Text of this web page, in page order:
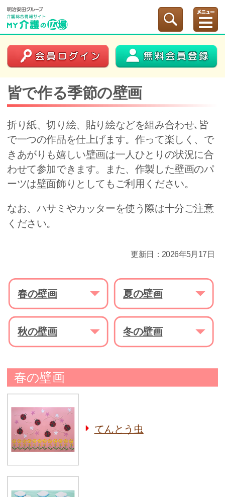
皆で作る季節の壁画
折り紙、切り絵、貼り絵などを組み合わせ､皆
で一つの作品を仕上げます。作って楽しく、で
きあがりも嬉しい壁画は一人ひとりの状況に合
わせて参加できます。また、作製した壁画のパ
ーツは壁面飾りとしてもご利用ください。
なお、ハサミやカッターを使う際は十分ご注意
ください。
更新日：2026年5月17日
春の壁画 夏の壁画
秋の壁画 冬の壁画
春の壁画
てんとう虫